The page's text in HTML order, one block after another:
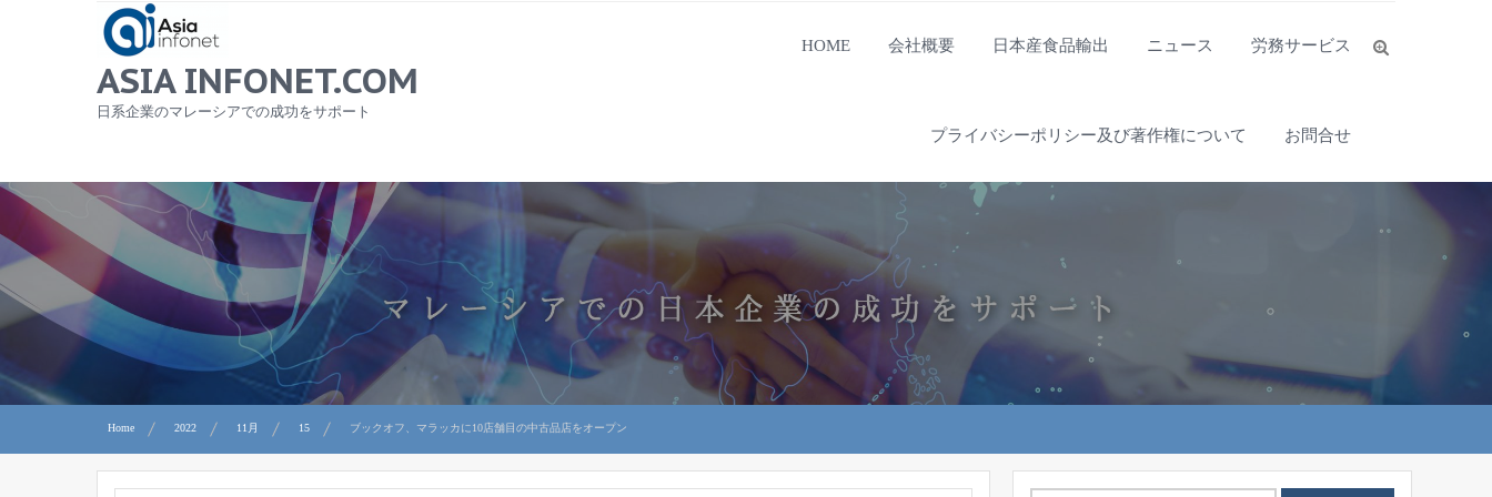
ASIA INFONET.COM
日系企業のマレーシアでの成功をサポート
HOME 会社概要 日本産食品輸出 ニュース 労務サービス
プライバシーポリシー及び著作権について お問合せ
Home 2022 11月 15 ブックオフ、マラッカに10店舗目の中古品店をオープン